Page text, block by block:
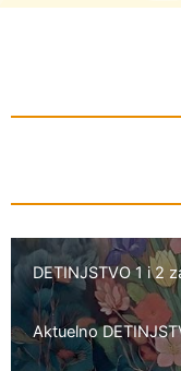
DETINJSTVO 1 i 2
Aktuelno